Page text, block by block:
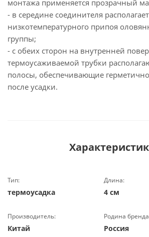
монтажа применяется прозрачный
- в середине соединителя
низкотемпературного припоя
группы;
- с обеих сторон на внутренней
термоусаживаемой трубки
полосы, обеспечивающие
после усадки.
Тип:
термоусадка
Длина:
4 см
Производитель:
Китай
Родина
Россия